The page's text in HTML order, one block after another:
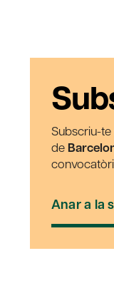
Subscriu-
de
Anar a la